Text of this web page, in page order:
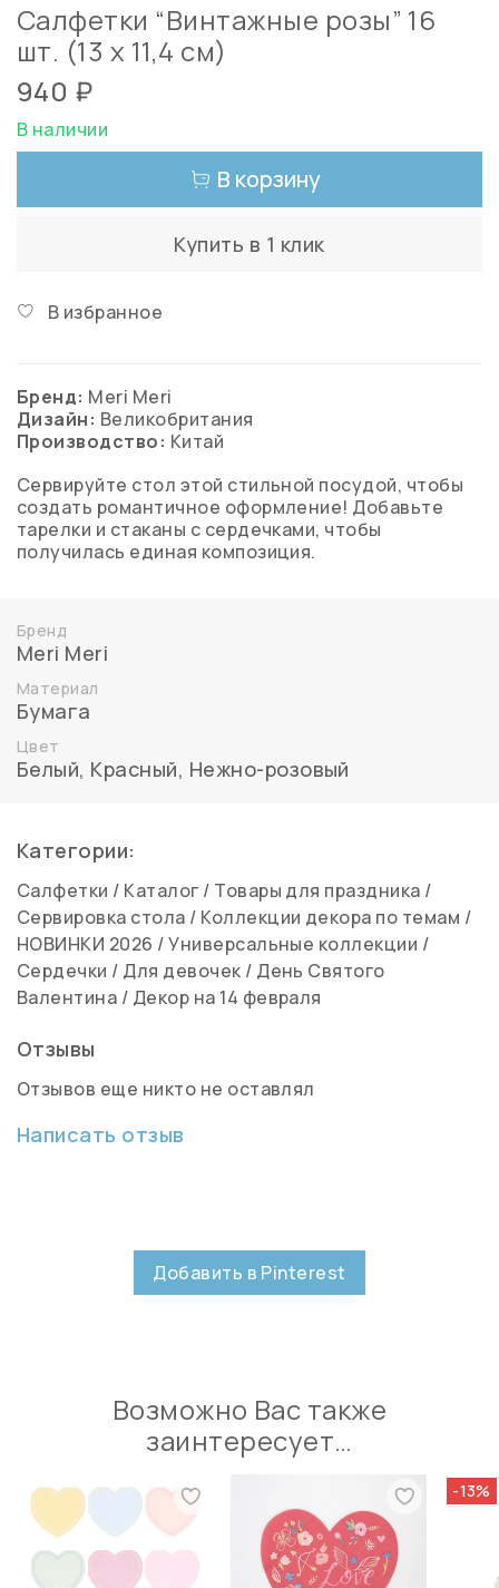
Салфетки “Винтажные розы” 16
шт. (13 х 11,4 см)
940 ₽
В наличии
В корзину
Купить в 1 клик
В избранное
Бренд: Meri Meri
Дизайн: Великобритания
Производство: Китай
Сервируйте стол этой стильной посудой, чтобы
создать романтичное оформление! Добавьте
тарелки и стаканы с сердечками, чтобы
получилась единая композиция.
Бренд
Meri Meri
Материал
Бумага
Цвет
Белый, Красный, Нежно-розовый
Категории:
Салфетки / Каталог / Товары для праздника /
Сервировка стола / Коллекции декора по темам /
НОВИНКИ 2026 /Универсальные коллекции /
Сердечки / Для девочек / День Святого
Валентина / Декор на 14 февраля
Отзывы
Отзывов еще никто не оставлял
Написать отзыв
Добавить в Pinterest
Возможно Вас также
заинтересует…
-13%